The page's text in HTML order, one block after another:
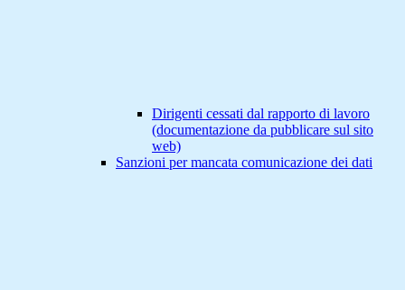
Dirigenti cessati dal rapporto di lavoro
(documentazione da pubblicare sul sito
web)
Sanzioni per mancata comunicazione dei dati